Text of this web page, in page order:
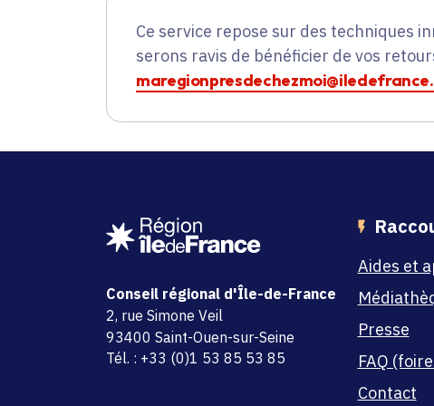
Ce service repose sur des techniques
serons ravis de bénéficier de vos
Conseil régional d'Île-de-France
adresse
2, rue Simone Veil
code postal et commune
93400 Saint-Ouen-sur-Seine
Tél. : +33 (0)1 53 85 53 85
Aides et
Presse
FAQ
Contact